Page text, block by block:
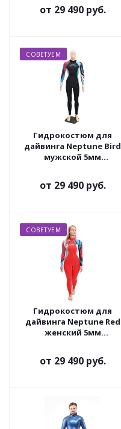
от 29 490 руб.
СОВЕТУЕМ
Гидрокостюм для
дайвинга Neptune Bird
мужской 5мм
от 29 490 руб.
СОВЕТУЕМ
Гидрокостюм для
дайвинга Neptune Red
женский 5мм
от 29 490 руб.